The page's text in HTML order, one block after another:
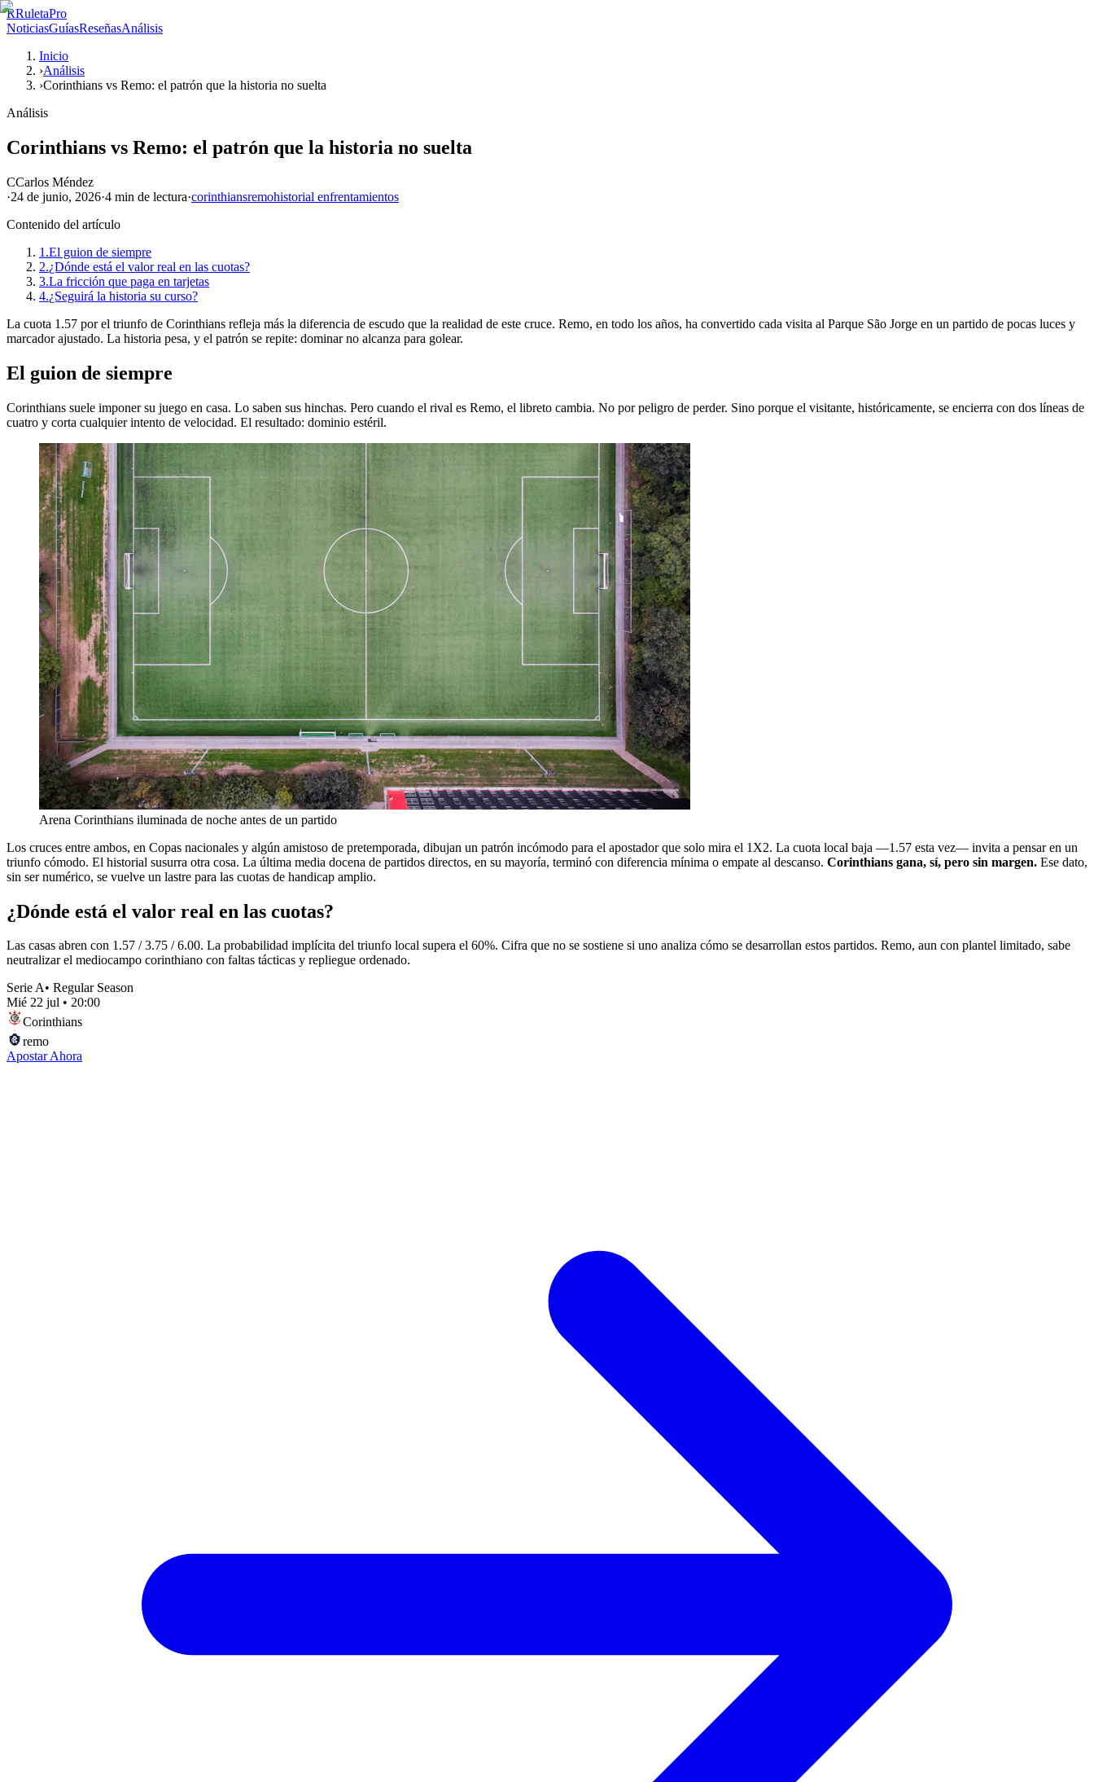
RRuletaPro
NoticiasGuíasReseñasAnálisis
Inicio
›Análisis
›Corinthians vs Remo: el patrón que la historia no suelta
Análisis
Corinthians vs Remo: el patrón que la historia no suelta
CCarlos Méndez
·24 de junio, 2026·4 min de lectura·corinthiansremohistorial enfrentamientos
Contenido del artículo
1.El guion de siempre
2.¿Dónde está el valor real en las cuotas?
3.La fricción que paga en tarjetas
4.¿Seguirá la historia su curso?
La cuota 1.57 por el triunfo de Corinthians refleja más la diferencia de escudo que la realidad de este cruce. Remo, en todo los años, ha convertido cada visita al Parque São Jorge en un partido de pocas luces y
marcador ajustado. La historia pesa, y el patrón se repite: dominar no alcanza para golear.
El guion de siempre
Corinthians suele imponer su juego en casa. Lo saben sus hinchas. Pero cuando el rival es Remo, el libreto cambia. No por peligro de perder. Sino porque el visitante, históricamente, se encierra con dos líneas de
cuatro y corta cualquier intento de velocidad. El resultado: dominio estéril.
Arena Corinthians iluminada de noche antes de un partido
Los cruces entre ambos, en Copas nacionales y algún amistoso de pretemporada, dibujan un patrón incómodo para el apostador que solo mira el 1X2. La cuota local baja —1.57 esta vez— invita a pensar en un
triunfo cómodo. El historial susurra otra cosa. La última media docena de partidos directos, en su mayoría, terminó con diferencia mínima o empate al descanso. Corinthians gana, sí, pero sin margen. Ese dato,
sin ser numérico, se vuelve un lastre para las cuotas de handicap amplio.
¿Dónde está el valor real en las cuotas?
Las casas abren con 1.57 / 3.75 / 6.00. La probabilidad implícita del triunfo local supera el 60%. Cifra que no se sostiene si uno analiza cómo se desarrollan estos partidos. Remo, aun con plantel limitado, sabe
neutralizar el mediocampo corinthiano con faltas tácticas y repliegue ordenado.
Serie A• Regular Season
Mié 22 jul • 20:00
Corinthians
remo
Apostar Ahora